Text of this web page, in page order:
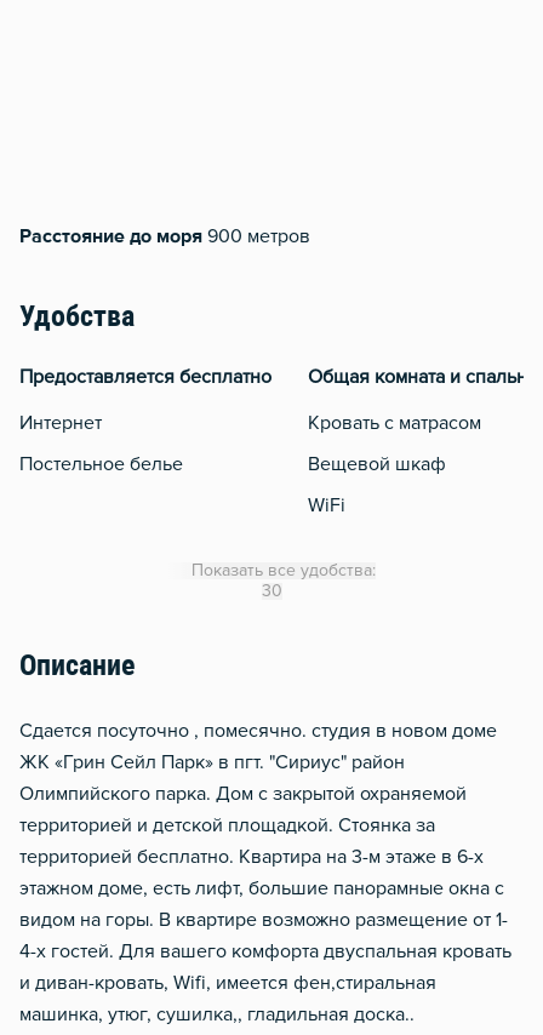
Расстояние до моря 900 метров
Удобства
Предоставляется бесплатно
Интернет
Постельное белье
Общая комната и спальня
Кровать с матрасом
Вещевой шкаф
WiFi
Водонагреватель
Стол, рабочее место
Чистящие средства
Показать все удобства:
30
Описание
Сдается посуточно , помесячно. студия в новом доме
ЖК «Грин Сейл Парк» в пгт. "Сириус" район
Олимпийского парка. Дом с закрытой охраняемой
территорией и детской площадкой. Стоянка за
территорией бесплатно. Квартира на 3-м этаже в 6-х
этажном доме, есть лифт, большие панорамные окна с
видом на горы. В квартире возможно размещение от 1-
4-х гостей. Для вашего комфорта двуспальная кровать
и диван-кровать, Wifi, имеется фен,стиральная
машинка, утюг, сушилка,, гладильная доска..